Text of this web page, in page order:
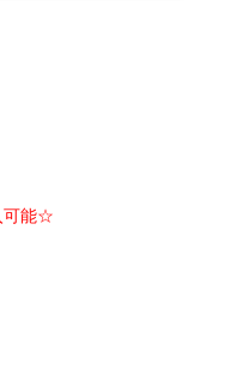
可能☆